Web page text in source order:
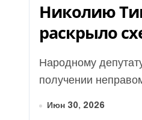
Николию
раскрыло
Народному депутату Украины Николаю Тищенко объявили подозрение по делу о возможном
получении
Июн 30, 2026